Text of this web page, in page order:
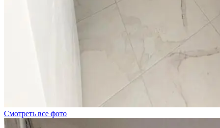
Смотреть все фото